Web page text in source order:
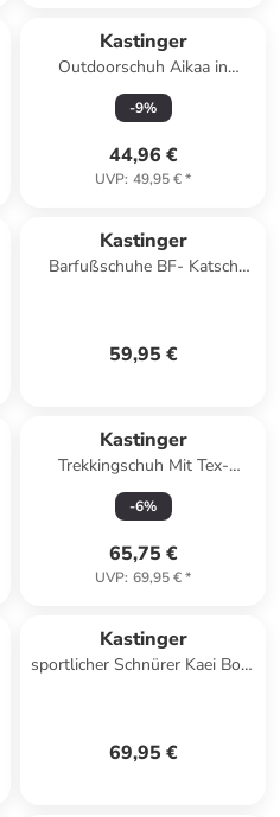
Kastinger
Outdoorschuh Aikaa in
blau/gelb
-9%
44,96 €
UVP: 49,95 €*
Kastinger
Barfußschuhe BF- Katsch
59,95 €
Kastinger
Trekkingschuh Mit Tex-
Membran in blau
-6%
65,75 €
UVP: 69,95 €*
Kastinger
sportlicher Schnürer Kaei Bora
69,95 €